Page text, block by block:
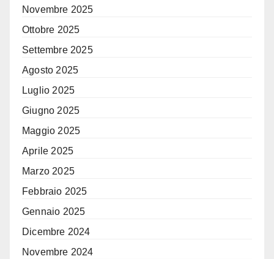
Novembre 2025
Ottobre 2025
Settembre 2025
Agosto 2025
Luglio 2025
Giugno 2025
Maggio 2025
Aprile 2025
Marzo 2025
Febbraio 2025
Gennaio 2025
Dicembre 2024
Novembre 2024